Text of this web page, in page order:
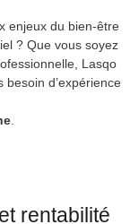
enjeux du bien-être
? Que vous soyez
Lasqo
d’expérience
.
rentabilité